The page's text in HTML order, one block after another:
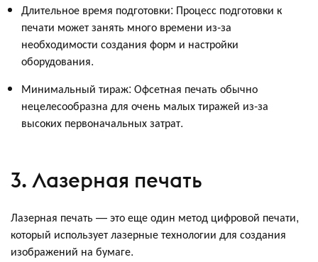
Длительное время подготовки: Процесс подготовки к
печати может занять много времени из-за
необходимости создания форм и настройки
оборудования.
Минимальный тираж: Офсетная печать обычно
нецелесообразна для очень малых тиражей из-за
высоких первоначальных затрат.
3. Лазерная печать
Лазерная печать — это еще один метод цифровой печати,
который использует лазерные технологии для создания
изображений на бумаге.